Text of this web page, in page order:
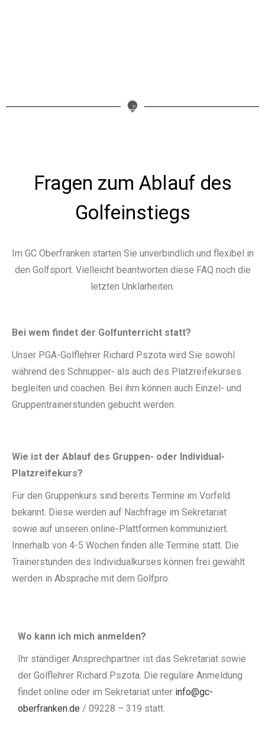
Fragen zum Ablauf des
Golfeinstiegs
Im GC Oberfranken starten Sie unverbindlich und flexibel in
den Golfsport. Vielleicht beantworten diese FAQ noch die
letzten Unklarheiten.
Bei wem findet der Golfunterricht statt?
Unser PGA-Golflehrer Richard Pszota wird Sie sowohl
während des Schnupper- als auch des Platzreifekurses
begleiten und coachen. Bei ihm können auch Einzel- und
Gruppentrainerstunden gebucht werden.
Wie ist der Ablauf des Gruppen- oder Individual-
Platzreifekurs?
Für den Gruppenkurs sind bereits Termine im Vorfeld
bekannt. Diese werden auf Nachfrage im Sekretariat
sowie auf unseren online-Plattformen kommuniziert.
Innerhalb von 4-5 Wochen finden alle Termine statt. Die
Trainerstunden des Individualkurses können frei gewählt
werden in Absprache mit dem Golfpro.
Wo kann ich mich anmelden?
Ihr ständiger Ansprechpartner ist das Sekretariat sowie
der Golflehrer Richard Pszota. Die reguläre Anmeldung
findet online oder im Sekretariat unter info@gc-
oberfranken.de / 09228 – 319 statt.